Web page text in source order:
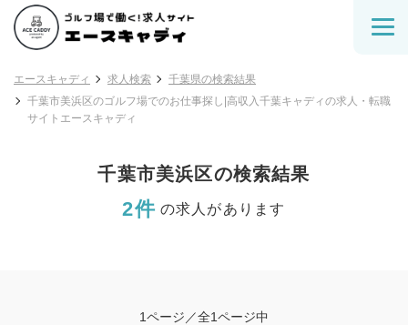
エースキャディ 求人検索
千葉県の検索結果
千葉市美浜区のゴルフ場でのお仕事探し|高収入千葉キャディの求人・転職
サイトエースキャディ
千葉市美浜区の検索結果
2件 の求人があります
1ページ／全1ページ中